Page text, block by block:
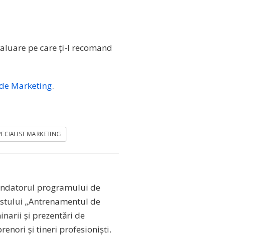
pe care ți-l recomand
Marketing.
MARKETING
programului de
„Antrenamentul de
și prezentări de
și tineri profesioniști.